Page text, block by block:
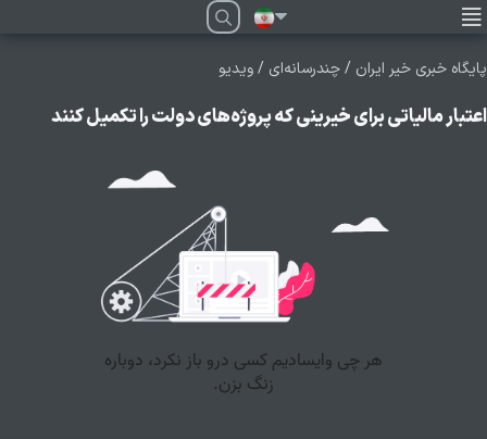
فارسی
پایگاه خبری خیر ایران /چندرسانه‌ای /ویدیو
اعتبار مالیاتی برای خیرینی که پروژه‌های دولت را تکمیل کنند